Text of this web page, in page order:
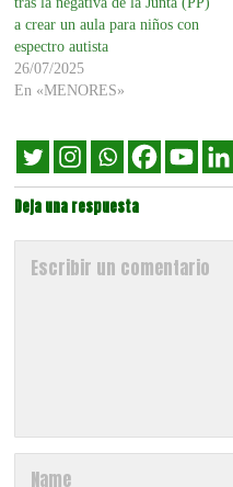
a crear un aula para niños con
espectro autista
26/07/2025
En «MENORES»
Deja una respuesta